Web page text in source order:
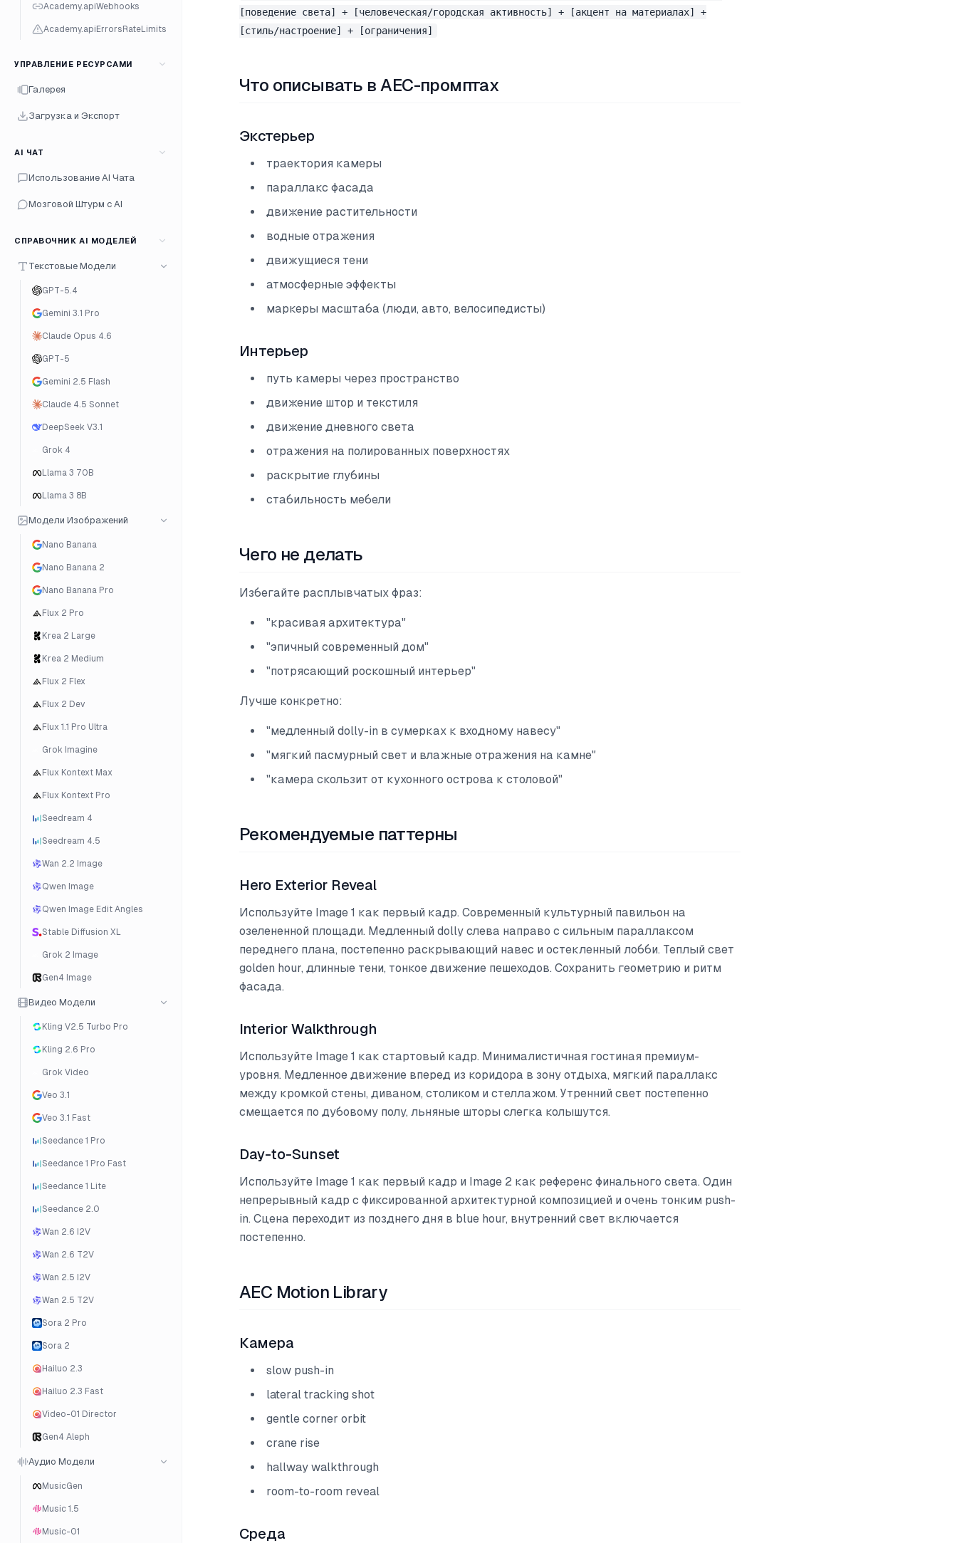
Academy.apiWebhooks
Academy.apiErrorsRateLimits
УПРАВЛЕНИЕ РЕСУРСАМИ
Галерея
Загрузка и Экспорт
AI ЧАТ
Использование AI Чата
Мозговой Штурм с AI
СПРАВОЧНИК AI МОДЕЛЕЙ
Текстовые Модели
GPT-5.4
Gemini 3.1 Pro
Claude Opus 4.6
GPT-5
Gemini 2.5 Flash
Claude 4.5 Sonnet
DeepSeek V3.1
Grok 4
Llama 3 70B
Llama 3 8B
Модели Изображений
Nano Banana
Nano Banana 2
Nano Banana Pro
Flux 2 Pro
Krea 2 Large
Krea 2 Medium
Flux 2 Flex
Flux 2 Dev
Flux 1.1 Pro Ultra
Grok Imagine
Flux Kontext Max
Flux Kontext Pro
Seedream 4
Seedream 4.5
Wan 2.2 Image
Qwen Image
Qwen Image Edit Angles
Stable Diffusion XL
Grok 2 Image
Gen4 Image
Видео Модели
Kling V2.5 Turbo Pro
Kling 2.6 Pro
Grok Video
Veo 3.1
Veo 3.1 Fast
Seedance 1 Pro
Seedance 1 Pro Fast
Seedance 1 Lite
Seedance 2.0
Wan 2.6 I2V
Wan 2.6 T2V
Wan 2.5 I2V
Wan 2.5 T2V
Sora 2 Pro
Sora 2
Hailuo 2.3
Hailuo 2.3 Fast
Video-01 Director
Gen4 Aleph
Аудио Модели
MusicGen
Music 1.5
Music-01
[поведение света] + [человеческая/городская активность] + [акцент на материалах] +
[стиль/настроение] + [ограничения]
Что описывать в AEC-промптах
Экстерьер
траектория камеры
параллакс фасада
движение растительности
водные отражения
движущиеся тени
атмосферные эффекты
маркеры масштаба (люди, авто, велосипедисты)
Интерьер
путь камеры через пространство
движение штор и текстиля
движение дневного света
отражения на полированных поверхностях
раскрытие глубины
стабильность мебели
Чего не делать
Избегайте расплывчатых фраз:
"красивая архитектура"
"эпичный современный дом"
"потрясающий роскошный интерьер"
Лучше конкретно:
"медленный dolly-in в сумерках к входному навесу"
"мягкий пасмурный свет и влажные отражения на камне"
"камера скользит от кухонного острова к столовой"
Рекомендуемые паттерны
Hero Exterior Reveal
Используйте Image 1 как первый кадр. Современный культурный павильон на
озелененной площади. Медленный dolly слева направо с сильным параллаксом
переднего плана, постепенно раскрывающий навес и остекленный лобби. Теплый свет
golden hour, длинные тени, тонкое движение пешеходов. Сохранить геометрию и ритм
фасада.
Interior Walkthrough
Используйте Image 1 как стартовый кадр. Минималистичная гостиная премиум-
уровня. Медленное движение вперед из коридора в зону отдыха, мягкий параллакс
между кромкой стены, диваном, столиком и стеллажом. Утренний свет постепенно
смещается по дубовому полу, льняные шторы слегка колышутся.
Day-to-Sunset
Используйте Image 1 как первый кадр и Image 2 как референс финального света. Один
непрерывный кадр с фиксированной архитектурной композицией и очень тонким push-
in. Сцена переходит из позднего дня в blue hour, внутренний свет включается
постепенно.
AEC Motion Library
Камера
slow push-in
lateral tracking shot
gentle corner orbit
crane rise
hallway walkthrough
room-to-room reveal
Среда